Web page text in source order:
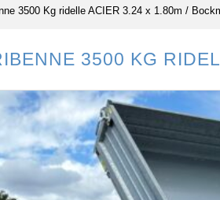
3500 Kg ridelle ACIER 3.24 x 1.80m /
3500 KG